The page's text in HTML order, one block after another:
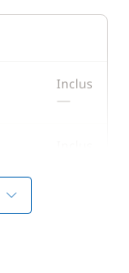
Inclus
—